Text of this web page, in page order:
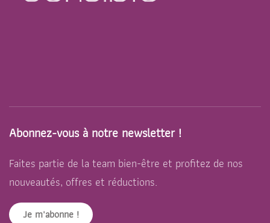
Abonnez-vous à notre newsletter !
Faites partie de la team bien-être et profitez de nos
nouveautés, offres et réductions.
Je m'abonne !